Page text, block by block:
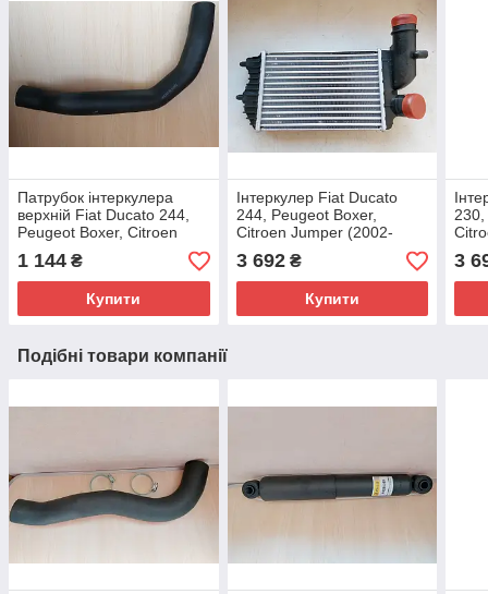
Патрубок інтеркулера
верхній Fiat Ducato 244,
Peugeot Boxer, Citroen
Jumper (2002-2006) 2.8,
1337346080, 0382AL
1 144 ₴
Купити
Інтеркулер Fiat Ducato
244, Peugeot Boxer,
Citroen Jumper (2002-
2006), 1340934080,
0384G8
3 692₴
Купити
230,
3
Подібні товари компанії